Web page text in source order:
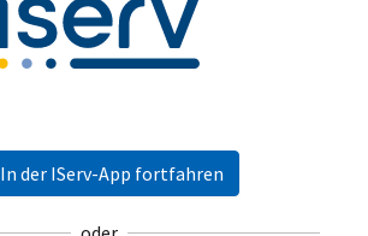
In der IServ-App fortfahren